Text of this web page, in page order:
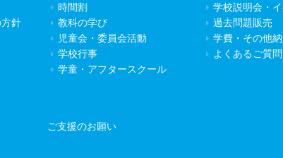
針
時間割
教科の学び
児童会・委員会活動
学校行事
学童・アフタースクール
学校説明会・
過去問題販売
学費・その他
よくあるご質問
ご支援のお願い